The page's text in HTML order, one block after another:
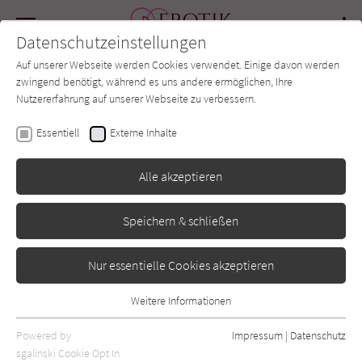
SUCHE Forum Charts Newsletter
Bildband
Alle Bücher aus der Kategorie "Bildband" auf Erotik-
Couch.de.
Sortierung:
Alle Vorlieben anzeigen
Datenschutzeinstellungen
Auf unserer Webseite werden Cookies verwendet. Einige davon werden
zwingend benötigt, während es uns andere ermöglichen, Ihre
Nutzererfahrung auf unserer Webseite zu verbessern.
Essentiell Externe Inhalte
Alle akzeptieren
Speichern & schließen
Nur essentielle Cookies akzeptieren
Essentielle Cookies werden für grundlegende Funktionen der
Webseite benötigt. Dadurch ist gewährleistet, dass die Webseite
Weitere Informationen
Powered by
sgalinski Cookie Opt In
Impressum | Datenschutz